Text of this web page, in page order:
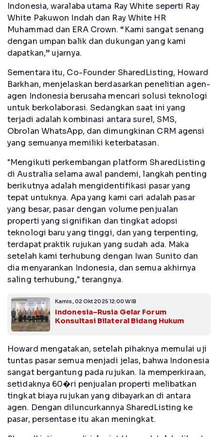
Indonesia, waralaba utama Ray White seperti Ray
White Pakuwon Indah dan Ray White HR
Muhammad dan ERA Crown. “Kami sangat senang
dengan umpan balik dan dukungan yang kami
dapatkan,” ujarnya.
Sementara itu, Co-Founder SharedListing, Howard
Barkhan, menjelaskan berdasarkan penelitian agen-
agen Indonesia berusaha mencari solusi teknologi
untuk berkolaborasi. Sedangkan saat ini yang
terjadi adalah kombinasi antara surel, SMS,
Obrolan WhatsApp, dan dimungkinan CRM agensi
yang semuanya memiliki keterbatasan.
"Mengikuti perkembangan platform SharedListing
di Australia selama awal pandemi, langkah penting
berikutnya adalah mengidentifikasi pasar yang
tepat untuknya. Apa yang kami cari adalah pasar
yang besar, pasar dengan volume penjualan
properti yang signifikan dan tingkat adopsi
teknologi baru yang tinggi, dan yang terpenting,
terdapat praktik rujukan yang sudah ada. Maka
setelah kami terhubung dengan Iwan Sunito dan
dia menyarankan Indonesia, dan semua akhirnya
saling terhubung," terangnya.
Kamis, 02 Okt 2025 12:00 WIB
Indonesia–Rusia Gelar Forum
Konsultasi Bilateral Bidang Hukum
Howard mengatakan, setelah pihaknya memulai uji
tuntas pasar semua menjadi jelas, bahwa Indonesia
sangat bergantung pada rujukan. Ia memperkiraan,
setidaknya 60�ri penjualan properti melibatkan
tingkat biaya rujukan yang dibayarkan di antara
agen. Dengan diluncurkannya SharedListing ke
pasar, persentase itu akan meningkat.